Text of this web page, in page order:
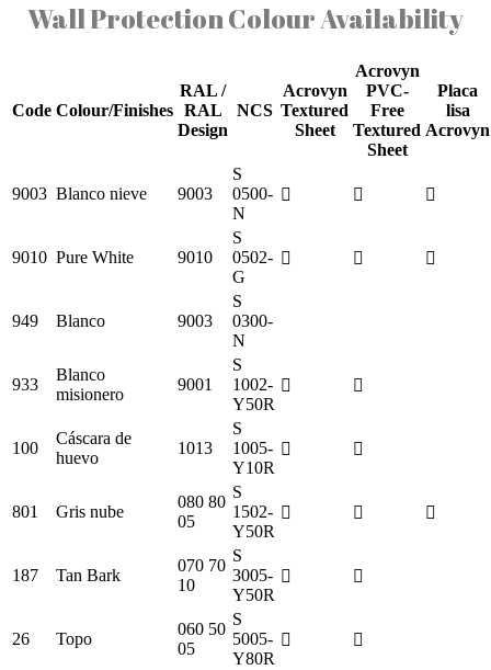
Wall Protection Colour Availability
Code Colour/Finishes
RAL /
RAL
Design
NCS
Acrovyn
Textured
Sheet
Acrovyn
PVC-
Free
Textured
Sheet
Placa
lisa
Acrovyn
9003 Blanco nieve 9003
S
0500-
N
9010 Pure White 9010
S
0502-
G
949 Blanco 9003
S
0300-
N
933
Blanco
misionero
9001
S
1002-
Y50R
100
Cáscara de
huevo
1013
S
1005-
Y10R
801 Gris nube
080 80
05
S
1502-
Y50R
187 Tan Bark
070 70
10
S
3005-
Y50R
26 Topo
060 50
05
S
5005-
Y80R